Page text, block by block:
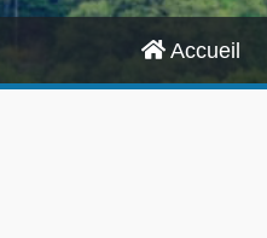
Accueil